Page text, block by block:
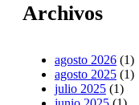
Archivos
agosto 2026 (1)
agosto 2025 (1)
julio 2025 (1)